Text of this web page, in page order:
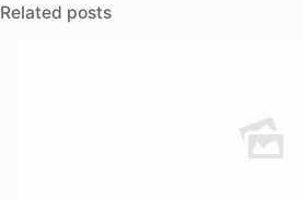
Related posts